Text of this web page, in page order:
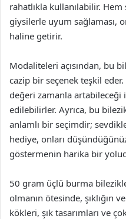
rahatlıkla kullanılabilir.
giysilerle uyum sağlaması,
haline getirir.
Modaliteleri açısından, bu
cazip bir seçenek teşkil
değeri zamanla artabileceği
edilebilirler. Ayrıca, bu
anlamlı bir seçimdir;
hediye, onları
göstermenin harika bir
50 gram üçlü burma
olmanın ötesinde, şıklığın
kökleri, şık tasarımları ve